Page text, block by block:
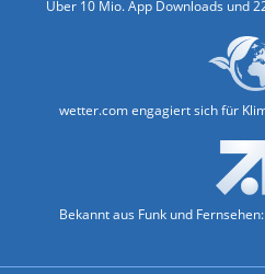
Über 10 Mio. App Downloads und
wetter.com engagiert sich für
Bekannt aus Funk und